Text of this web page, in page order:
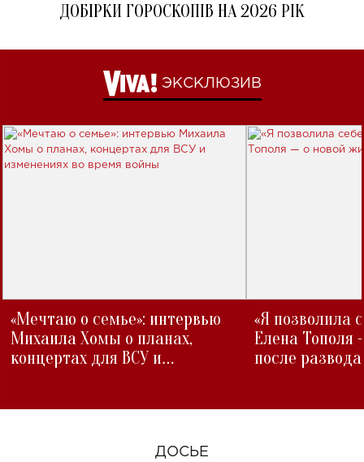
ДОБІРКИ ГОРОСКОПІВ НА 2026 РІК
ЭКСКЛЮЗИВ
«Мечтаю о семье»: интервью
Михаила Хомы о планах,
концертах для ВСУ и
«Я позволила
Елена Тополя
после развода
ДОСЬЕ